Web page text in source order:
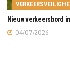
Nieuw verkeersbord
04/07/2026